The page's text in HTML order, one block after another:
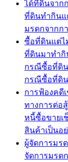
ได้ที่ดินจาก
ที่ดินทำกินแ
มรดกจากก
ซื้อที่ดินแต่ไ
ที่ดินมาทำกิ
กรณีซื้อที่ดิน
กรณีซื้อที่ดิน
การฟ้องคดี
ทางการต่อ
หนี้ซื้อขายเ
สินค้าเป็นอย่
ผู้จัดการมร
จัดการมรด